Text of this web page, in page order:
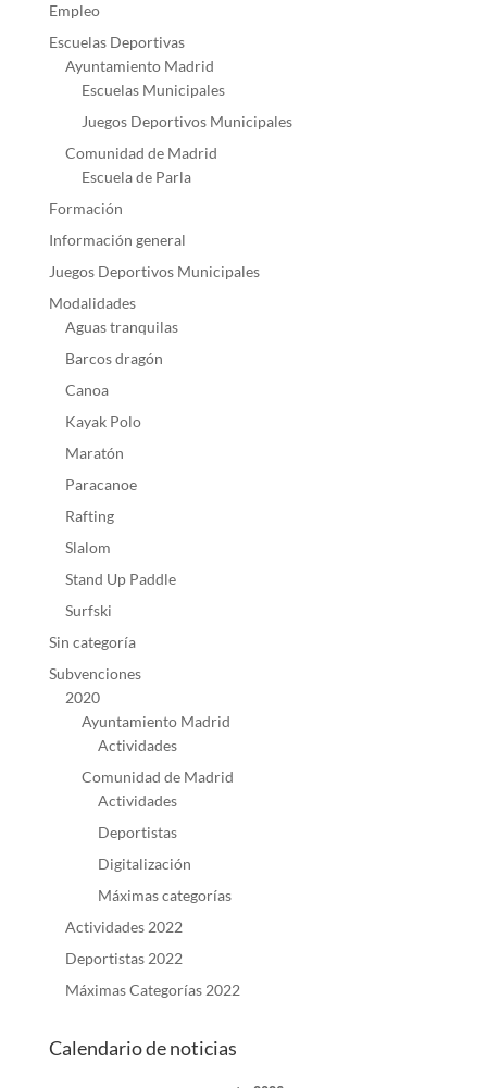
Empleo
Escuelas Deportivas
Ayuntamiento Madrid
Escuelas Municipales
Juegos Deportivos Municipales
Comunidad de Madrid
Escuela de Parla
Formación
Información general
Juegos Deportivos Municipales
Modalidades
Aguas tranquilas
Barcos dragón
Canoa
Kayak Polo
Maratón
Paracanoe
Rafting
Slalom
Stand Up Paddle
Surfski
Sin categoría
Subvenciones
2020
Ayuntamiento Madrid
Actividades
Comunidad de Madrid
Actividades
Deportistas
Digitalización
Máximas categorías
Actividades 2022
Deportistas 2022
Máximas Categorías 2022
Calendario de noticias